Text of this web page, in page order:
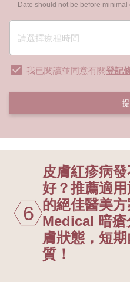
Date should not be before minimal
我已閱讀並同意有關登記
6
皮膚紅疹病
好？推薦適
的絕佳醫美
Medical 暗瘡
膚狀態，短
質！